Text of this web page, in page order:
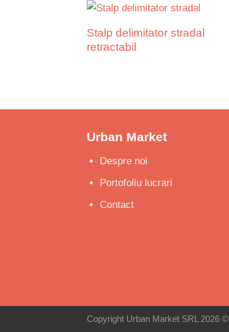
Stalp delimitator stradal
retractabil
Urban Market
Despre noi
Portofoliu lucrari
Contact
Copyright Urban Market SRL 2026 ©